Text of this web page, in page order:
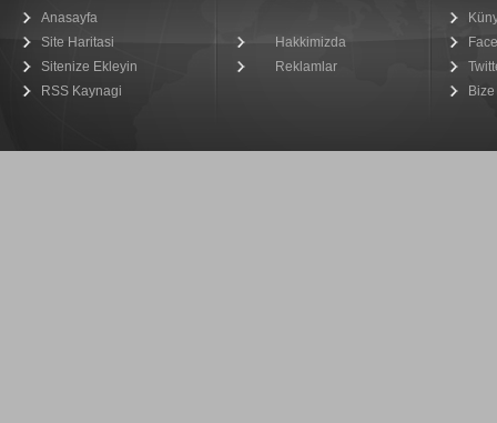
Anasayfa
Site Haritasi
Sitenize Ekleyin
RSS Kaynagi
Hakkimizda
Reklamlar